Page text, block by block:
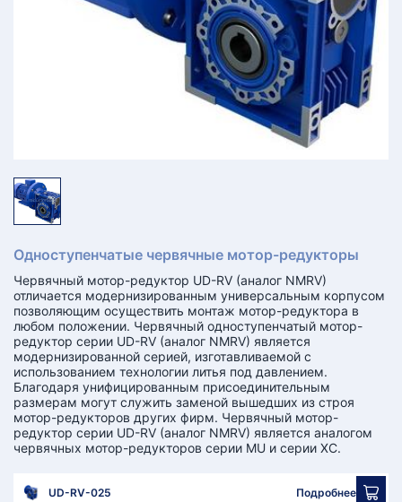
Одноступенчатые червячные мотор-редукторы
Червячный мотор-редуктор UD-RV (аналог NMRV)
отличается модернизированным универсальным корпусом
позволяющим осуществить монтаж мотор-редуктора в
любом положении. Червячный одноступенчатый мотор-
редуктор серии UD-RV (аналог NMRV) является
модернизированной серией, изготавливаемой с
использованием технологии литья под давлением.
Благодаря унифицированным присоединительным
размерам могут служить заменой вышедших из строя
мотор-редукторов других фирм. Червячный мотор-
редуктор серии UD-RV (аналог NMRV) является аналогом
червячных мотор-редукторов серии MU и серии XC.
UD-RV-025 Подробнее